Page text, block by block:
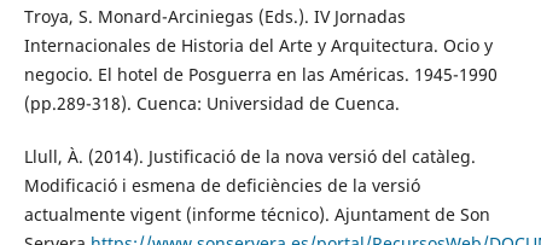
Troya, S. Monard-Arciniegas (Eds.). IV Jornadas
Internacionales de Historia del Arte y Arquitectura. Ocio y
negocio. El hotel de Posguerra en las Américas. 1945-1990
(pp.289-318). Cuenca: Universidad de Cuenca.
Llull, À. (2014). Justificació de la nova versió del catàleg.
Modificació i esmena de deficiències de la versió
actualmente vigent (informe técnico). Ajuntament de Son